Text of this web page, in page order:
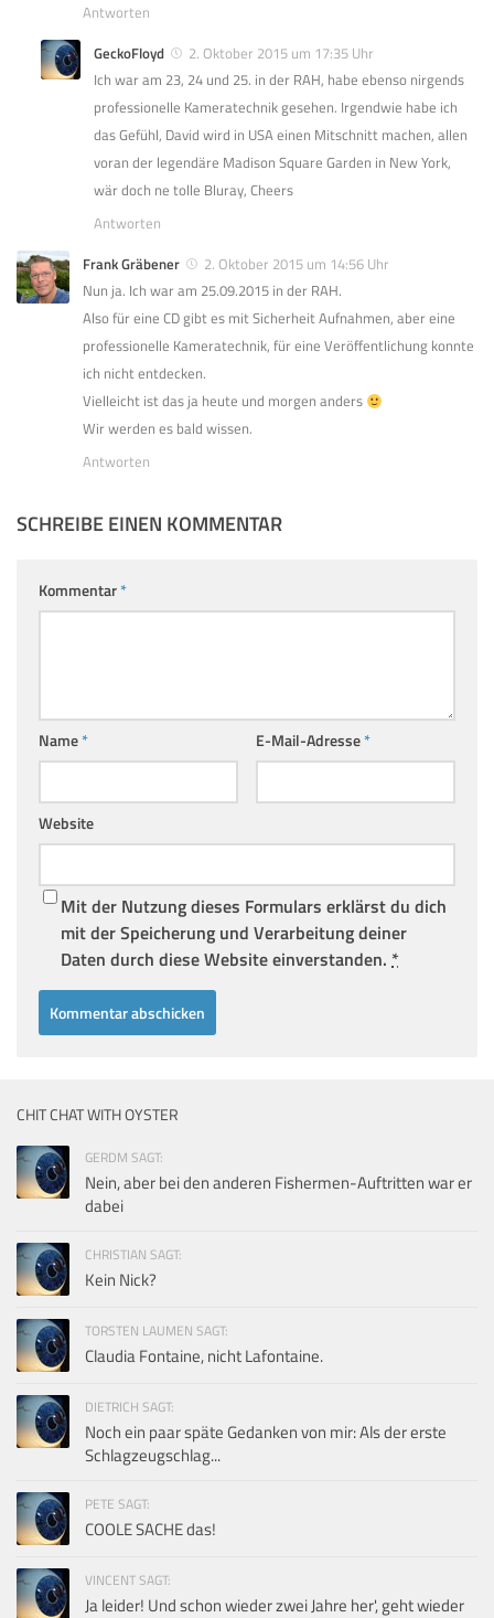
Antworten
GeckoFloyd
2. Oktober 2015 um 17:35 Uhr
Ich war am 23, 24 und 25. in der RAH, habe ebenso nirgends
professionelle Kameratechnik gesehen. Irgendwie habe ich
das Gefühl, David wird in USA einen Mitschnitt machen, allen
voran der legendäre Madison Square Garden in New York,
wär doch ne tolle Bluray, Cheers
Antworten
Frank Gräbener
2. Oktober 2015 um 14:56 Uhr
Nun ja. Ich war am 25.09.2015 in der RAH.
Also für eine CD gibt es mit Sicherheit Aufnahmen, aber eine
professionelle Kameratechnik, für eine Veröffentlichung konnte
ich nicht entdecken.
Vielleicht ist das ja heute und morgen anders
Wir werden es bald wissen.
Antworten
SCHREIBE EINEN KOMMENTAR
Kommentar*
Name* E-Mail-Adresse*
Website
Mit der Nutzung dieses Formulars erklärst du dich
mit der Speicherung und Verarbeitung deiner
Daten durch diese Website einverstanden. *
CHIT CHAT WITH OYSTER
GERDM SAGT:
Nein, aber bei den anderen Fishermen-Auftritten war er
dabei
CHRISTIAN SAGT:
Kein Nick?
TORSTEN LAUMEN SAGT:
Claudia Fontaine, nicht Lafontaine.
DIETRICH SAGT:
Noch ein paar späte Gedanken von mir: Als der erste
Schlagzeugschlag...
PETE SAGT:
COOLE SACHE das!
VINCENT SAGT:
Ja leider! Und schon wieder zwei Jahre her', geht wieder